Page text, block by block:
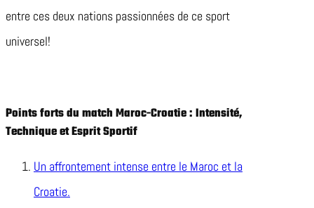
entre ces deux nations passionnées de ce sport
universel!
Points forts du match Maroc-Croatie : Intensité,
Technique et Esprit Sportif
Un affrontement intense entre le Maroc et la
Croatie.